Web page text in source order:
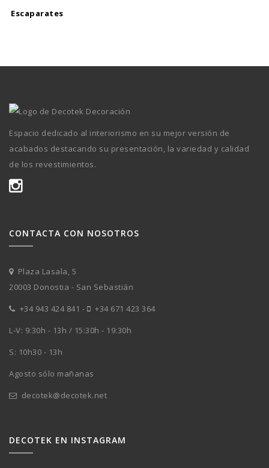
Escaparates
Espacio dedicado al interiorismo en su mejor versión de
acabados destacando su presentación, la variedad y calidad
de los revestimientos.
CONTACTA CON NOSOTROS
Plaza Lasala, 5
20003 Donostia - San Sebastián
+34 943 424 841 -
+34 671 423 364
L-V: 9:30h - 13h / 15:30h - 19:30h
S: 10h30 - 13h
Agosto sólo mañanas
decotek@decotek.net
DECOTEK EN INSTAGRAM